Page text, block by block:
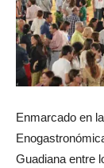
Enmarcado en
Guadiana entre